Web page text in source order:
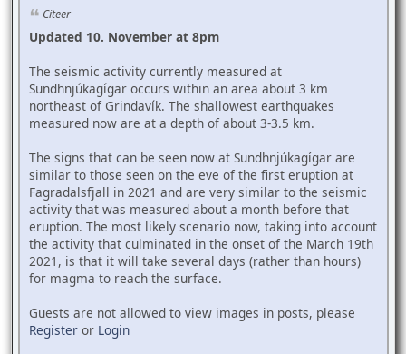
Citeer
Updated 10. November at 8pm
The seismic activity currently measured at
Sundhnjúkagígar occurs within an area about 3 km
northeast of Grindavík. The shallowest earthquakes
measured now are at a depth of about 3-3.5 km.
The signs that can be seen now at Sundhnjúkagígar are
similar to those seen on the eve of the first eruption at
Fagradalsfjall in 2021 and are very similar to the seismic
activity that was measured about a month before that
eruption. The most likely scenario now, taking into account
the activity that culminated in the onset of the March 19th
2021, is that it will take several days (rather than hours)
for magma to reach the surface.
Guests are not allowed to view images in posts, please
Register or Login